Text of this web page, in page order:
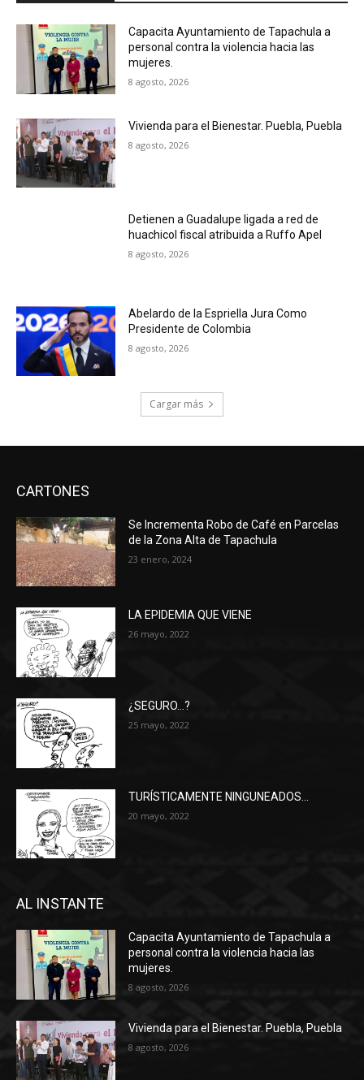
Capacita Ayuntamiento de Tapachula a
personal contra la violencia hacia las
mujeres.
8 agosto, 2026
Vivienda para el Bienestar. Puebla, Puebla
8 agosto, 2026
Detienen a Guadalupe ligada a red de
huachicol fiscal atribuida a Ruffo Apel
8 agosto, 2026
Abelardo de la Espriella Jura Como
Presidente de Colombia
8 agosto, 2026
Cargar más
CARTONES
Se Incrementa Robo de Café en Parcelas
de la Zona Alta de Tapachula
23 enero, 2024
LA EPIDEMIA QUE VIENE
26 mayo, 2022
¿SEGURO…?
25 mayo, 2022
TURÍSTICAMENTE NINGUNEADOS…
20 mayo, 2022
AL INSTANTE
Capacita Ayuntamiento de Tapachula a
personal contra la violencia hacia las
mujeres.
8 agosto, 2026
Vivienda para el Bienestar. Puebla, Puebla
8 agosto, 2026